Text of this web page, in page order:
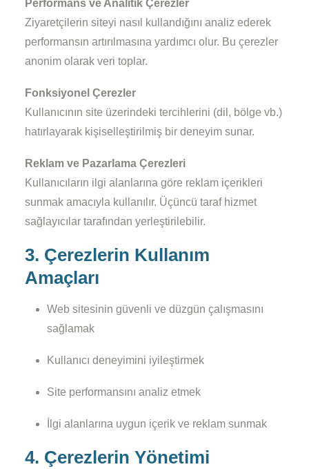
Performans ve Analitik Çerezler
Ziyaretçilerin siteyi nasıl kullandığını analiz ederek
performansın artırılmasına yardımcı olur. Bu çerezler
anonim olarak veri toplar.
Fonksiyonel Çerezler
Kullanıcının site üzerindeki tercihlerini (dil, bölge vb.)
hatırlayarak kişiselleştirilmiş bir deneyim sunar.
Reklam ve Pazarlama Çerezleri
Kullanıcıların ilgi alanlarına göre reklam içerikleri
sunmak amacıyla kullanılır. Üçüncü taraf hizmet
sağlayıcılar tarafından yerleştirilebilir.
3. Çerezlerin Kullanım
Amaçları
Web sitesinin güvenli ve düzgün çalışmasını
sağlamak
Kullanıcı deneyimini iyileştirmek
Site performansını analiz etmek
İlgi alanlarına uygun içerik ve reklam sunmak
4. Çerezlerin Yönetimi